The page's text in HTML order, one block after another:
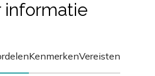
informatie
KenmerkenVereisten